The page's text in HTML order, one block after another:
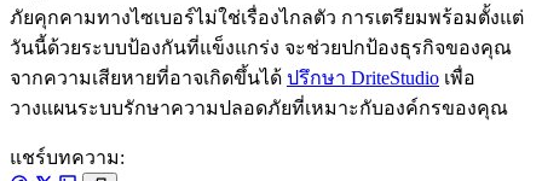
ภัยคุกคามทางไซเบอร์ไม่ใช่เรื่องไกลตัว การเตรียมพร้อมตั้งแต่
วันนี้ด้วยระบบป้องกันที่แข็งแกร่ง จะช่วยปกป้องธุรกิจของคุณ
จากความเสียหายที่อาจเกิดขึ้นได้ ปรึกษา DriteStudio เพื่อ
วางแผนระบบรักษาความปลอดภัยที่เหมาะกับองค์กรของคุณ
แชร์บทความ: